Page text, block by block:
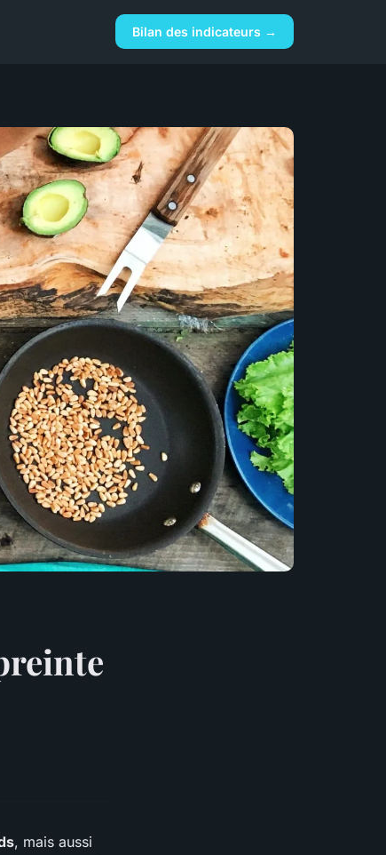
Bilan des indicateurs →
, mais aussi